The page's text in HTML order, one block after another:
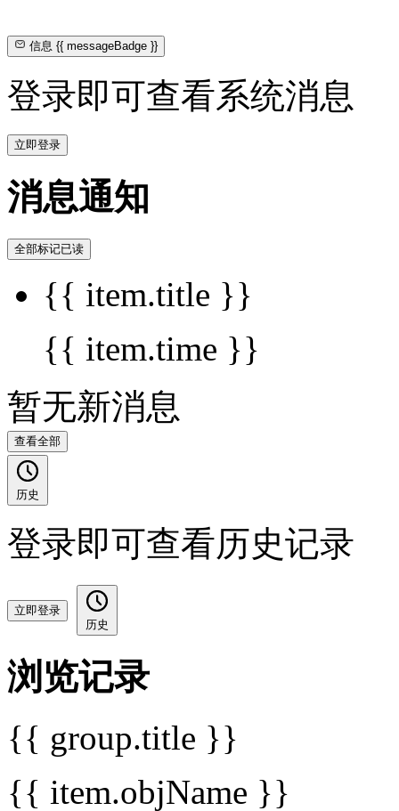
信息{{ messageBadge }}
登录即可查看系统消息
立即登录
消息通知
全部标记已读
{{ item.title }}
{{ item.time }}
暂无新消息
查看全部
历史
登录即可查看历史记录
立即登录
历史
浏览记录
{{ group.title }}
{{ item.objName }}